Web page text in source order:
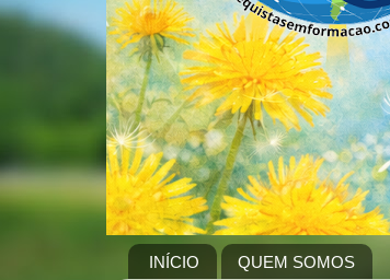
INÍCIO QUEM SOMOS